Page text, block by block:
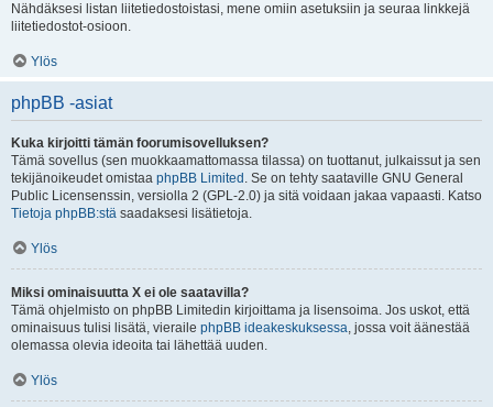
Nähdäksesi listan liitetiedostoistasi, mene omiin asetuksiin ja seuraa linkkejä
liitetiedostot-osioon.
Ylös
phpBB -asiat
Kuka kirjoitti tämän foorumisovelluksen?
Tämä sovellus (sen muokkaamattomassa tilassa) on tuottanut, julkaissut ja sen
tekijänoikeudet omistaa phpBB Limited . Se on tehty saataville GNU General
Public Licensenssin, versiolla 2 (GPL-2.0) ja sitä voidaan jakaa vapaasti. Katso
Tietoja phpBB:stä saadaksesi lisätietoja.
Ylös
Miksi ominaisuutta X ei ole saatavilla?
Tämä ohjelmisto on phpBB Limitedin kirjoittama ja lisensoima. Jos uskot, että
ominaisuus tulisi lisätä, vieraile phpBB ideakeskuksessa, jossa voit äänestää
olemassa olevia ideoita tai lähettää uuden.
Ylös